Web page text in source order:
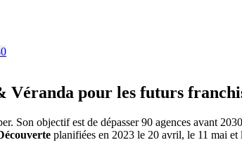
Véranda pour les futurs
Son objectif est de dépasser 90 agences avant
planifiées en 2023 le 20 avril, le 11 mai et